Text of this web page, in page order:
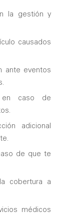
la gestión y
causados
ante eventos
en caso de
adicional
de que te
cobertura a
médicos